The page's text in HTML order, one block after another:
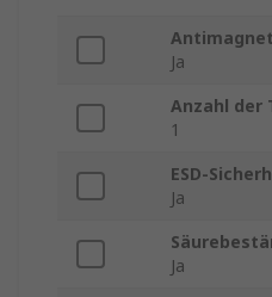
Ja
Anzahl der
1
ESD-
Ja
Ja